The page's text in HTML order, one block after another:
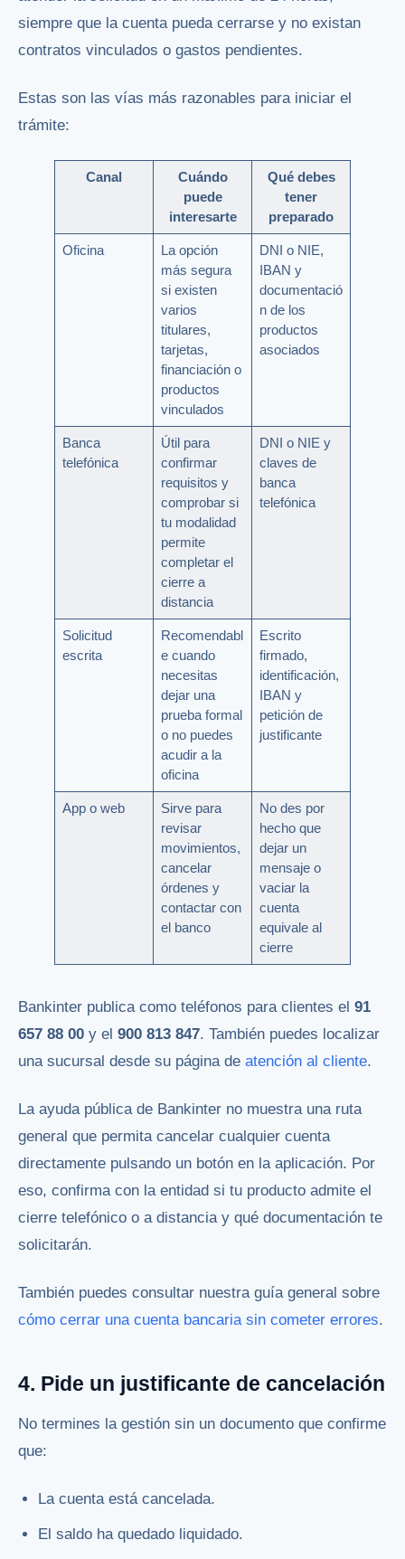
siempre que la cuenta pueda cerrarse y no existan
contratos vinculados o gastos pendientes.
Estas son las vías más razonables para iniciar el
trámite:
Canal
Cuándo
puede
interesarte
Qué debes
tener
preparado
Oficina
La opción
más segura
si existen
varios
titulares,
tarjetas,
financiación o
productos
vinculados
DNI o NIE,
IBAN y
documentació
n de los
productos
asociados
Banca
telefónica
Útil para
confirmar
requisitos y
comprobar si
tu modalidad
permite
completar el
cierre a
distancia
DNI o NIE y
claves de
banca
telefónica
Solicitud
escrita
Recomendabl
e cuando
necesitas
dejar una
prueba formal
o no puedes
acudir a la
oficina
Escrito
firmado,
identificación,
IBAN y
petición de
justificante
App o web
Sirve para
revisar
movimientos,
cancelar
órdenes y
contactar con
el banco
No des por
hecho que
dejar un
mensaje o
vaciar la
cuenta
equivale al
cierre
Bankinter publica como teléfonos para clientes el 91
657 88 00 y el 900 813 847. También puedes localizar
una sucursal desde su página de atención al cliente.
La ayuda pública de Bankinter no muestra una ruta
general que permita cancelar cualquier cuenta
directamente pulsando un botón en la aplicación. Por
eso, confirma con la entidad si tu producto admite el
cierre telefónico o a distancia y qué documentación te
solicitarán.
También puedes consultar nuestra guía general sobre
cómo cerrar una cuenta bancaria sin cometer errores.
4. Pide un justificante de cancelación
No termines la gestión sin un documento que confirme
que:
La cuenta está cancelada.
El saldo ha quedado liquidado.